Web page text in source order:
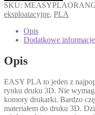
SKU:
eksploatacyjne, PLA
Opis
Dodatkowe informacje
Opis
EASY PLA to jeden z
rynku druku 3D. Nie
komory drukarki. Bardzo
materiałem do druku 3D.